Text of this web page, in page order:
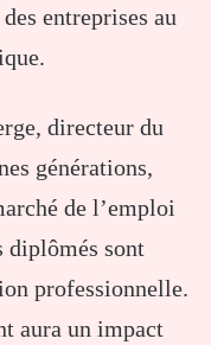
entreprises au
directeur du
générations,
de l’emploi
diplômés sont
professionnelle.
aura un impact